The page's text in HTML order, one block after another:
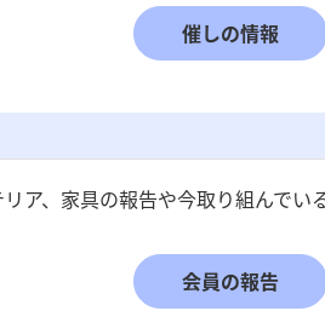
催しの情報
ア、家具の報告や今取り組んでい
会員の報告